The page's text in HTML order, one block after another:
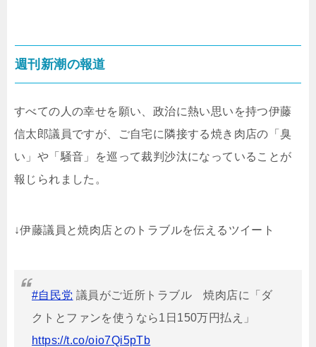
週刊新潮の報道
すべての人の幸せを願い、政治に熱い思いを持つ伊藤
信太郎議員ですが、ご自宅に隣接する焼き肉店の「臭
い」や「騒音」を巡って裁判沙汰になっていることが
報じられました。
↓伊藤議員と焼肉店とのトラブルを伝えるツイート
#自民党 議員がご近所トラブル 焼肉店に「ダ
クトとファンを使うなら1日150万円払え」
https://t.co/oio7Qi5pTb